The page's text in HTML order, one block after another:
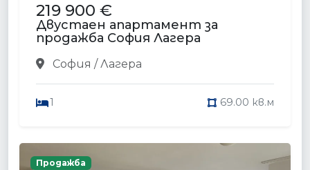
219 900 €
Двустаен апартамент за
продажба София Лагера
София / Лагера
1 69.00 кв.м
Продажба